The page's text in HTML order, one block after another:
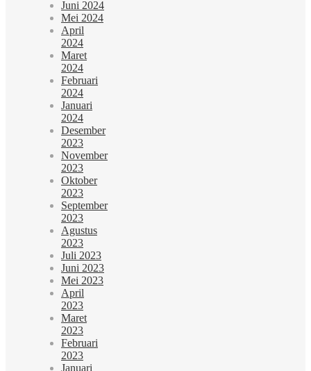
Juni 2024
Mei 2024
April
2024
Maret
2024
Februari
2024
Januari
2024
Desember
2023
November
2023
Oktober
2023
September
2023
Agustus
2023
Juli 2023
Juni 2023
Mei 2023
April
2023
Maret
2023
Februari
2023
Januari